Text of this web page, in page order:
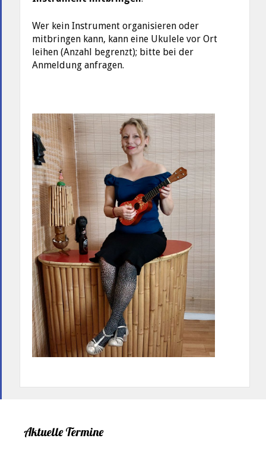
Wer kein Instrument organisieren oder
mitbringen kann, kann eine Ukulele vor Ort
leihen (Anzahl begrenzt); bitte bei der
Anmeldung anfragen.
Aktuelle Termine